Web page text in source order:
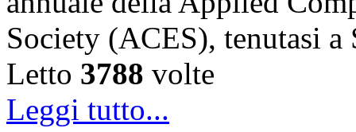
Society (ACES), tenutasi
Letto 3788 volte
Leggi tutto...